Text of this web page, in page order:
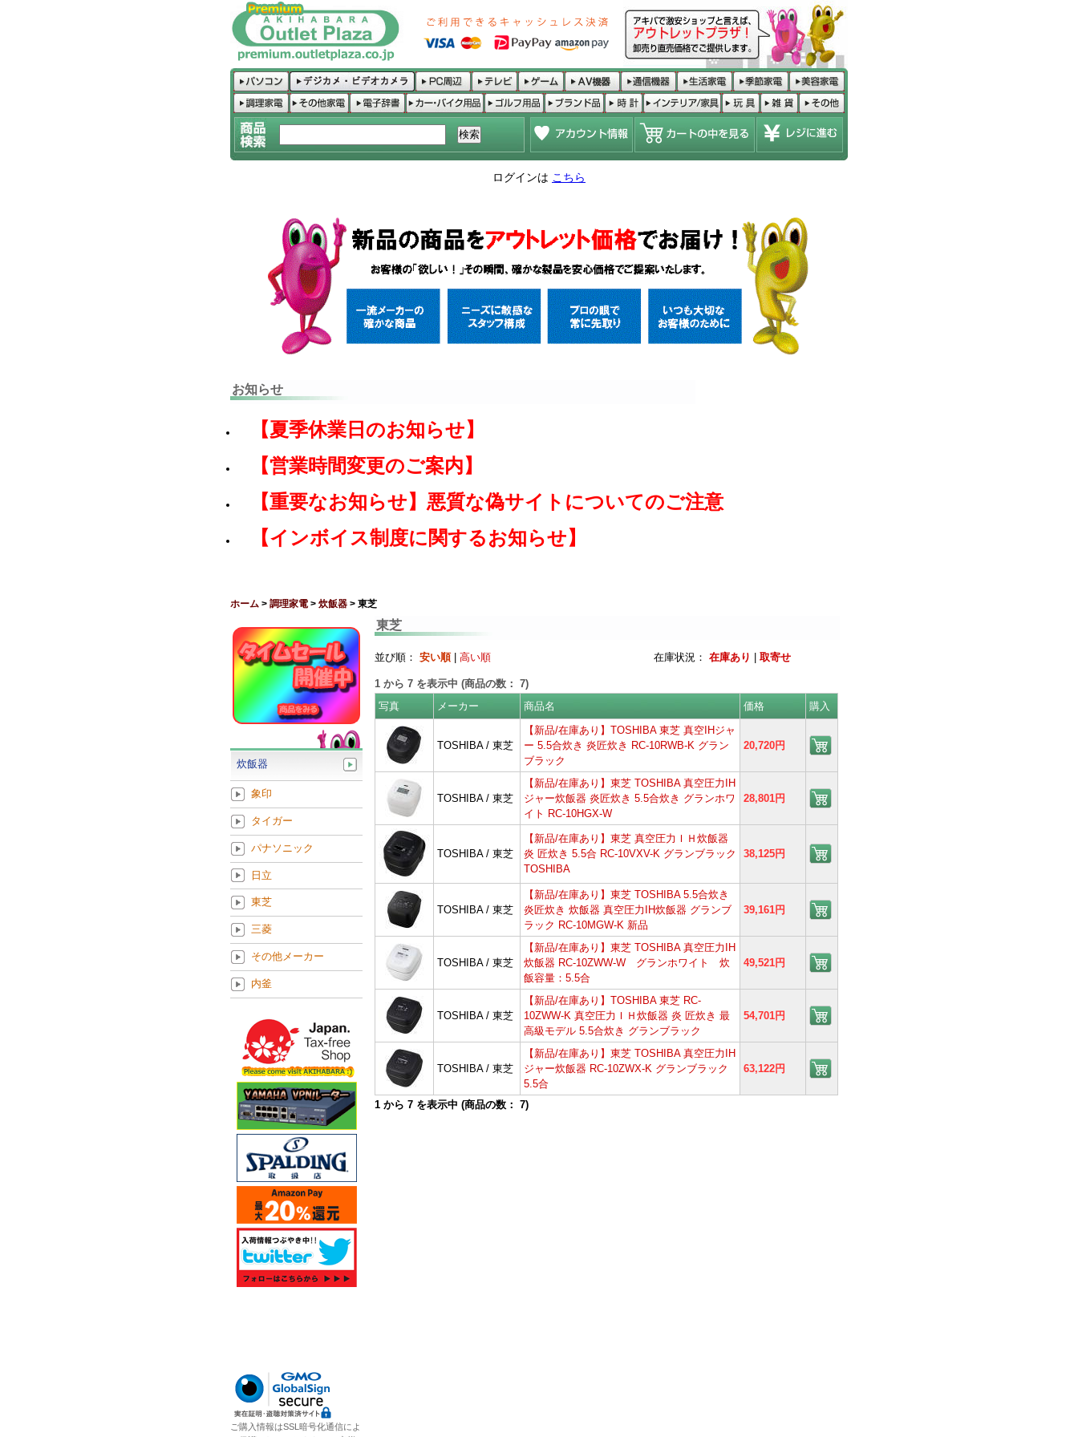
ログインは こちら
お知らせ
【夏季休業日のお知らせ】
【営業時間変更のご案内】
【重要なお知らせ】悪質な偽サイトについてのご注意
【インボイス制度に関するお知らせ】
ホーム > 調理家電 > 炊飯器 > 東芝
東芝
並び順： 安い順| 高い順 在庫状況： 在庫あり 取寄せ
1 から 7 を表示中 (商品の数： 7)
写真
メーカー 商品名 価格 購入
TOSHIBA / 東芝
【新品/在庫あり】TOSHIBA 東芝 真空IHジャ
ー 5.5合炊き 炎匠炊き RC-10RWB-K グラン
ブラック
20,720円
TOSHIBA / 東芝
【新品/在庫あり】東芝 TOSHIBA 真空圧力IH
ジャー炊飯器 炎匠炊き 5.5合炊き グランホワ
イト RC-10HGX-W
28,801円
TOSHIBA / 東芝
【新品/在庫あり】東芝 真空圧力ＩＨ炊飯器
炎 匠炊き 5.5合 RC-10VXV-K グランブラック
TOSHIBA
38,125円
TOSHIBA / 東芝
【新品/在庫あり】東芝 TOSHIBA 5.5合炊き
炎匠炊き 炊飯器 真空圧力IH炊飯器 グランブ
ラック RC-10MGW-K 新品
39,161円
TOSHIBA / 東芝
【新品/在庫あり】東芝 TOSHIBA 真空圧力IH
炊飯器 RC-10ZWW-W グランホワイト 炊
飯容量：5.5合
49,521円
TOSHIBA / 東芝
【新品/在庫あり】TOSHIBA 東芝 RC-
10ZWW-K 真空圧力ＩＨ炊飯器 炎 匠炊き 最
高級モデル 5.5合炊き グランブラック
54,701円
TOSHIBA / 東芝
【新品/在庫あり】東芝 TOSHIBA 真空圧力IH
ジャー炊飯器 RC-10ZWX-K グランブラック
5.5合
63,122円
1 から 7 を表示中 (商品の数： 7)
炊飯器
象印
タイガー
パナソニック
日立
東芝
三菱
その他メーカー
内釜
ご購入情報はSSL暗号化通信によ